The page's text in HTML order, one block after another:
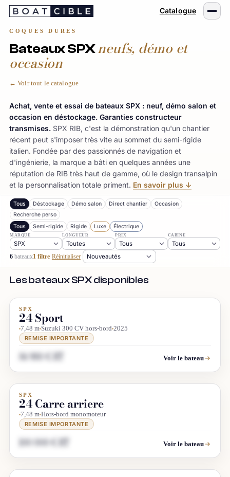
Passer
Catalogue
COQUES DURES
Bateaux SPXneufs, démo et
occasion
← Voir tout le catalogue
Achat, vente et essai de bateaux SPX : neuf, démo salon et
occasion en déstockage. Garanties constructeur
transmises. SPX RIB, c'est la démonstration qu'un chantier
récent peut s'imposer très vite au sommet du semi-rigide
italien. Fondée par des passionnés de navigation et
d'ingénierie, la marque a bâti en quelques années une
réputation de RIB très haut de gamme, où le design transalpin
et la personnalisation totale priment. En savoir plus ↓
Tous Déstockage Démo salon Direct chantier
Occasion
Recherche perso
Tous
Semi-rigide
MARQUE LONGUEUR PRIX CABINE
6bateaux1 filtre Réinitialiser
Les bateaux SPX disponibles
DÉSTOCKAGE
SPX
24 Sport
7,48 m Suzuki 300 CV hors-bord 2025
REMISE IMPORTANTE
86 980 € HT Voir le bateau
DIRECT CHANTIER
SPX
24 Carre arriere
7,48 m Hors-bord monomoteur
REMISE IMPORTANTE
100 000 € HT Voir le bateau